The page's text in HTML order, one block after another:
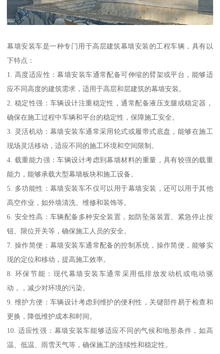
幕墙安装车是一种专门用于高层建筑幕墙安装的工程车辆，具有以
下特点：
1. 高度适应性：幕墙安装车通常配备可伸缩的臂架或平台，能够适
应不同高度的建筑需求，适用于高层和层建筑的幕墙安装。
2. 稳定性强：车辆设计注重稳定性，通常配备液压支腿或稳定器，
确保在施工过程中车辆和平台的稳定性，保障施工安全。
3. 灵活机动：幕墙安装车通常采用轮式或履带式底盘，能够在施工
现场灵活移动，适应不同的施工环境和空间限制。
4. 载重能力强：车辆设计考虑到幕墙材料的重量，具有较强的载重
能力，能够承载大型幕墙板块和施工设备。
5. 多功能性：幕墙安装车不仅可以用于幕墙安装，还可以用于其他
高空作业，如外墙清洗、维修和装饰等。
6. 安全性高：车辆配备多种安全装置，如防坠落装置、紧急停止按
钮、限位开关等，确保施工人员的安全。
7. 操作简便：幕墙安装车通常配备的控制系统，操作简便，能够实
现的定位和移动，提高施工效率。
8. 环保节能：现代幕墙安装车通常采用低排放发动机或电动驱
动，，减少对环境的污染。
9. 维护方便：车辆设计考虑到维护的便利性，关键部件易于检查和
更换，降低维护成本和时间。
10. 适应性强：幕墙安装车能够适应不同的气候和地形条件，如高
温、低温、雨雪天气等，确保施工的连续性和稳定性。